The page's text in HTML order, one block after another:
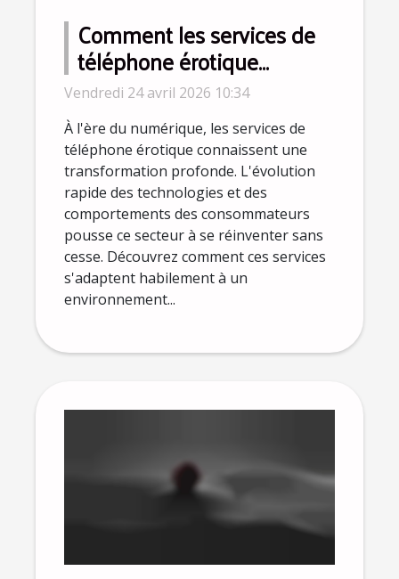
Comment les services de
téléphone érotique
s'adaptent à l'ère
numérique ?
Vendredi 24 avril 2026 10:34
À l'ère du numérique, les services de
téléphone érotique connaissent une
transformation profonde. L'évolution
rapide des technologies et des
comportements des consommateurs
pousse ce secteur à se réinventer sans
cesse. Découvrez comment ces services
s'adaptent habilement à un
environnement...